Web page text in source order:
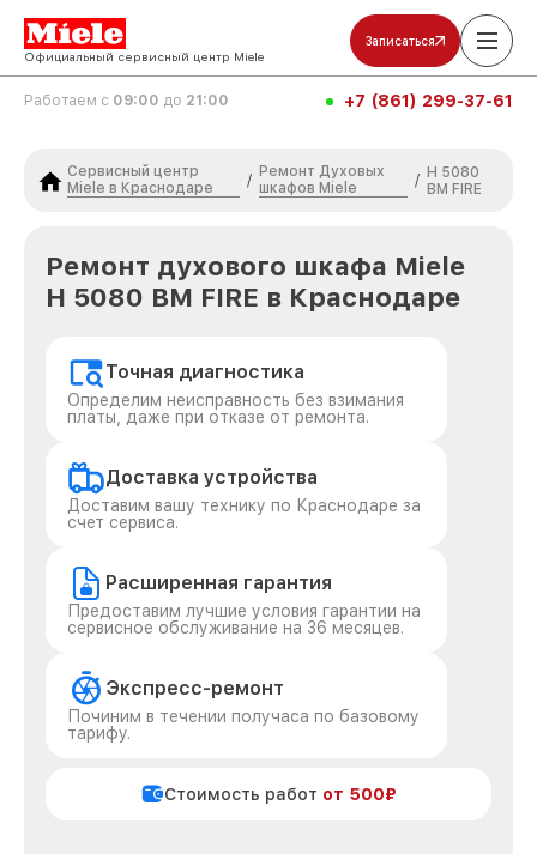
Официальный сервисный центр Miele
Записаться
Работаем с 09:00 до 21:00 +7 (861) 299-37-61
Сервисный центр
Miele в Краснодаре
/
Ремонт Духовых
шкафов Miele
/ H 5080
BM FIRE
Ремонт духового шкафа Miele
H 5080 BM FIRE в Краснодаре
Точная диагностика
Определим неисправность без взимания
платы, даже при отказе от ремонта.
Доставка устройства
Доставим вашу технику по Краснодаре за
счет сервиса.
Расширенная гарантия
Предоставим лучшие условия гарантии на
сервисное обслуживание на 36 месяцев.
Экспресс-ремонт
Починим в течении получаса по базовому
тарифу.
Стоимость работ от 500₽